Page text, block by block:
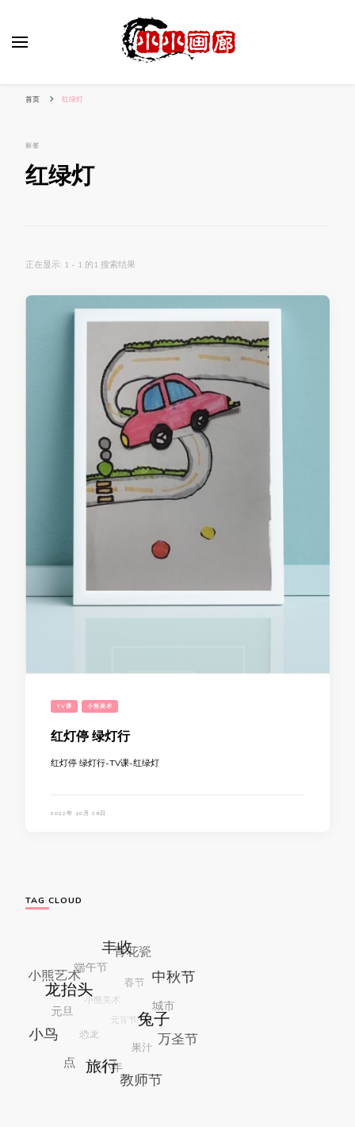
首页 红绿灯
标签
红绿灯
正在显示: 1 - 1 的1 搜索结果
TV课 小熊美术
红灯停 绿灯行
红灯停 绿灯行-TV课-红绿灯
2022年 10月 28日
TAG CLOUD